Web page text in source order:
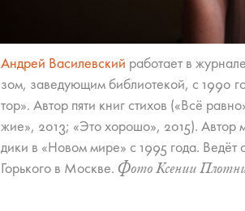
Ан­дрей Ва­си­лев­ский ра­бо­та­ет в
зом, за­ве­ду­ю­щим биб­лио­те­кой, с 1990
тор». Ав­тор пя­ти книг сти­хов («Всё
жие», 2013; «Это хо­ро­шо», 2015). Ав­тор
ди­ки в «Но­вом ми­ре» с 1995 го­да. Ведёт
Горь­ко­го в Моск­ве. Фо­то Ксе­нии